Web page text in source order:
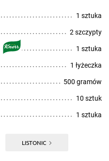
1 sztuka
2 szczypty
1 sztuka
1 łyżeczka
500 gramów
10 sztuk
1 sztuka
LISTONIC